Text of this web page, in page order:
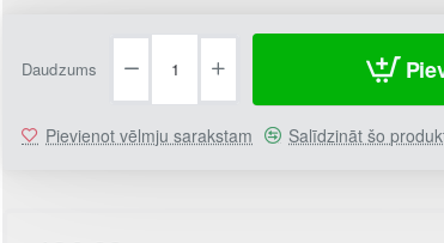
Daudzums
Pievienot vēlmju sarakstam Salīdzināt šo